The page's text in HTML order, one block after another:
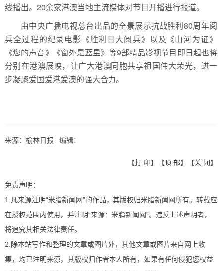
线播出。20余家港澳当地主流媒体对节目开播进行报道。
由中央广播电视总台出品的全景展示抗战胜利80周年阅
兵全过程的纪录电影《胜利日大阅兵》以及《山河为证》
《您的声音》《窗外是蓝星》等9部精品影视节目即日起也将
分别在港澳展映，让广大港澳同胞共享祖国伟大荣光，进一
步凝聚爱国爱港爱澳的强大合力。
来源：榆林日报 编辑：
【打 印】【顶 部】【关 闭】
免责声明：
1.凡来源注明“米脂新闻网”的作品，其版权归米脂新闻网所有。转载应
在授权范围内使用，并注明“来源：米脂新闻网”。违反上述声明者，
将追究其相关法律责任。
2.除本站写作和整理的文章或图片外，其他文章或图片来自网上收
集，均已注明来源，其版权归作者本人所有，如果有任何侵犯您权益